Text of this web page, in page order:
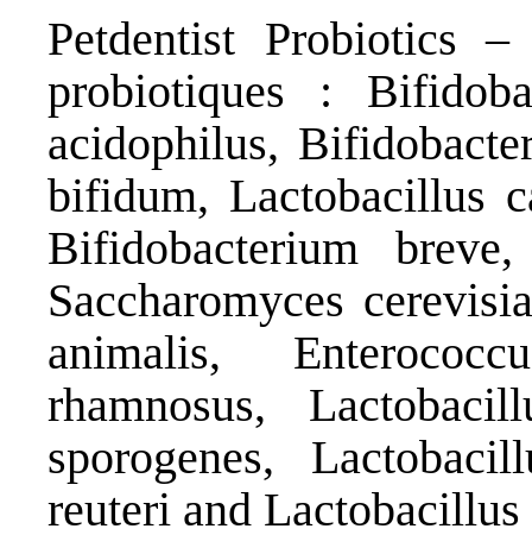
Petdentist Probiotics –
probiotiques :
acidophilus,
bifidum, Lactobacillus
Bifidobacterium
Saccharomyces
animalis,
rhamnosus,
sporogenes,
reuteri and